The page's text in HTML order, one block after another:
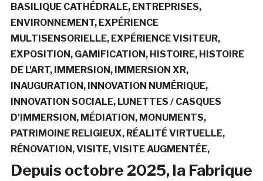
BASILIQUE CATHÉDRALE ENTREPRISES
ENVIRONNEMENT EXPÉRIENCE
MULTISENSORIELLE EXPÉRIENCE VISITEUR
EXPOSITION GAMIFICATION HISTOIRE HISTOIRE
DE L'ART IMMERSION IMMERSION XR
INAUGURATION INNOVATION NUMÉRIQUE
INNOVATION SOCIALE LUNETTES / CASQUES
D'IMMERSION MÉDIATION MONUMENTS
PATRIMOINE RELIGIEUX RÉALITÉ VIRTUELLE
RÉNOVATION VISITE VISITE AUGMENTÉE
Depuis octobre 2025, la Fabrique